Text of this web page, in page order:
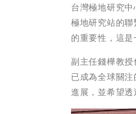
台灣極地研究
極地研究站的
的重要性，這是
副主任錢樺教
已成為全球關
進展，並希望透